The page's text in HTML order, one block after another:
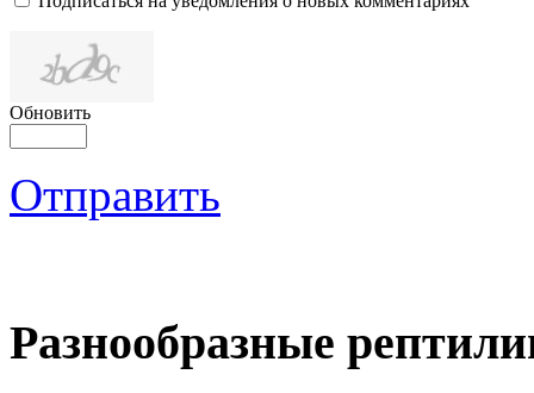
Обновить
Отправить
Разнообразные